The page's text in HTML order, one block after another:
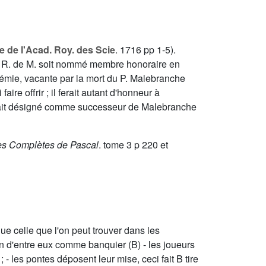
de l'Acad. Roy. des Scie. 1716 pp 1-5).
de M. soit nommé membre honoraire en
vacante par la mort du P. Malebranche
offrir ; il ferait autant d'honneur à
désigné comme successeur de Malebranche
Complètes de Pascal. tome3 p 220 et
celle que l'on peut trouver dans les
eux comme banquier (B) - les joueurs
les pontes déposent leur mise, ceci fait B tire